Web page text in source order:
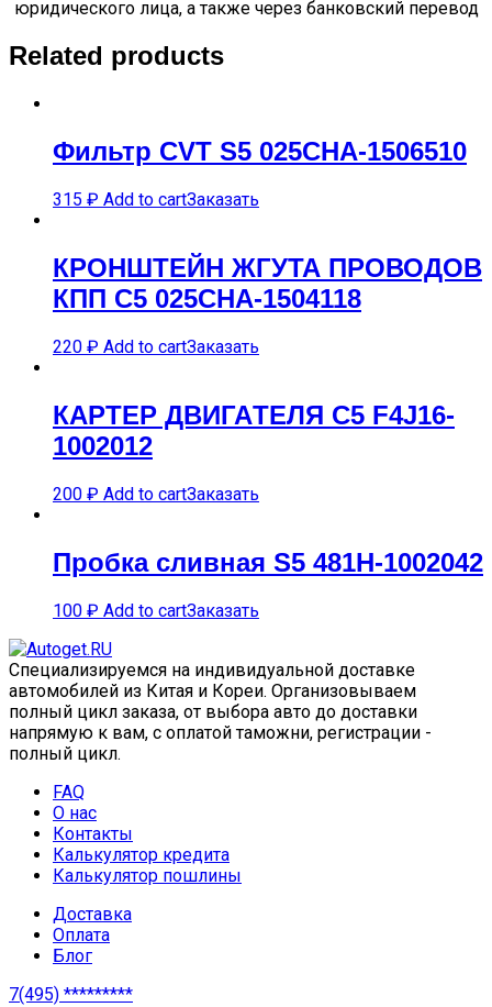
юридического лица, а также через банковский перевод
Related products
Фильтр CVT S5 025CHA-1506510
315 ₽ Add to cartЗаказать
КРОНШТЕЙН ЖГУТА ПРОВОДОВ
КПП C5 025CHA-1504118
220 ₽ Add to cartЗаказать
КАРTЕР ДВИГАTЕЛЯ C5 F4J16-
1002012
200 ₽ Add to cartЗаказать
Пробка сливная S5 481H-1002042
100 ₽ Add to cartЗаказать
Специализируемся на индивидуальной доставке
автомобилей из Китая и Кореи. Организовываем
полный цикл заказа, от выбора авто до доставки
напрямую к вам, с оплатой таможни, регистрации -
полный цикл.
FAQ
О нас
Контакты
Калькулятор кредита
Калькулятор пошлины
Доставка
Оплата
Блог
7(495) *********